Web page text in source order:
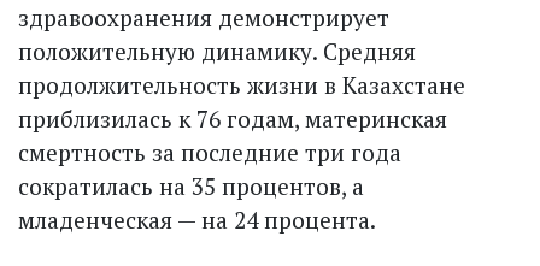
здравоохранения демонстрирует
положительную динамику. Средняя
продолжительность жизни в Казахстане
приблизилась к 76 годам, материнская
смертность за последние три года
сократилась на 35 процентов, а
младенческая — на 24 процента.